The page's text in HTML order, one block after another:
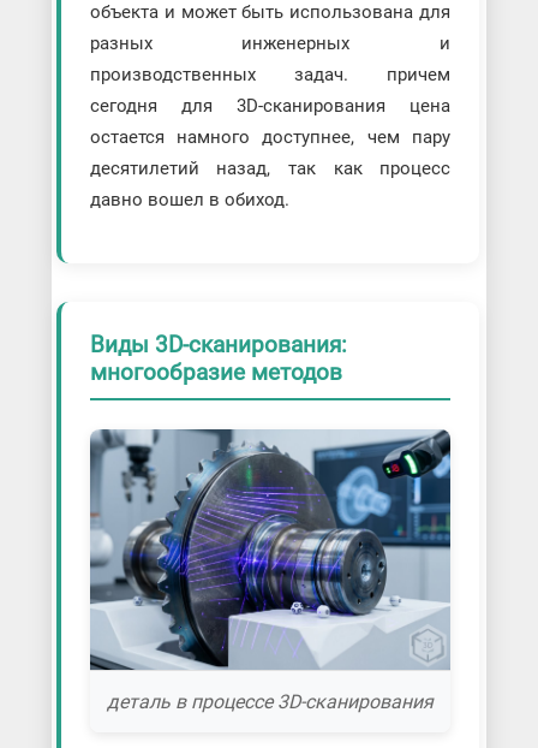
объекта и может быть использована для
разных инженерных и
производственных задач. причем
сегодня для 3D-сканирования цена
остается намного доступнее, чем пару
десятилетий назад, так как процесс
давно вошел в обиход.
Виды 3D-сканирования:
многообразие методов
деталь в процессе 3D-сканирования